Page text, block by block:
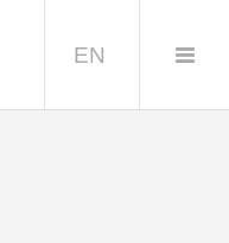
EN